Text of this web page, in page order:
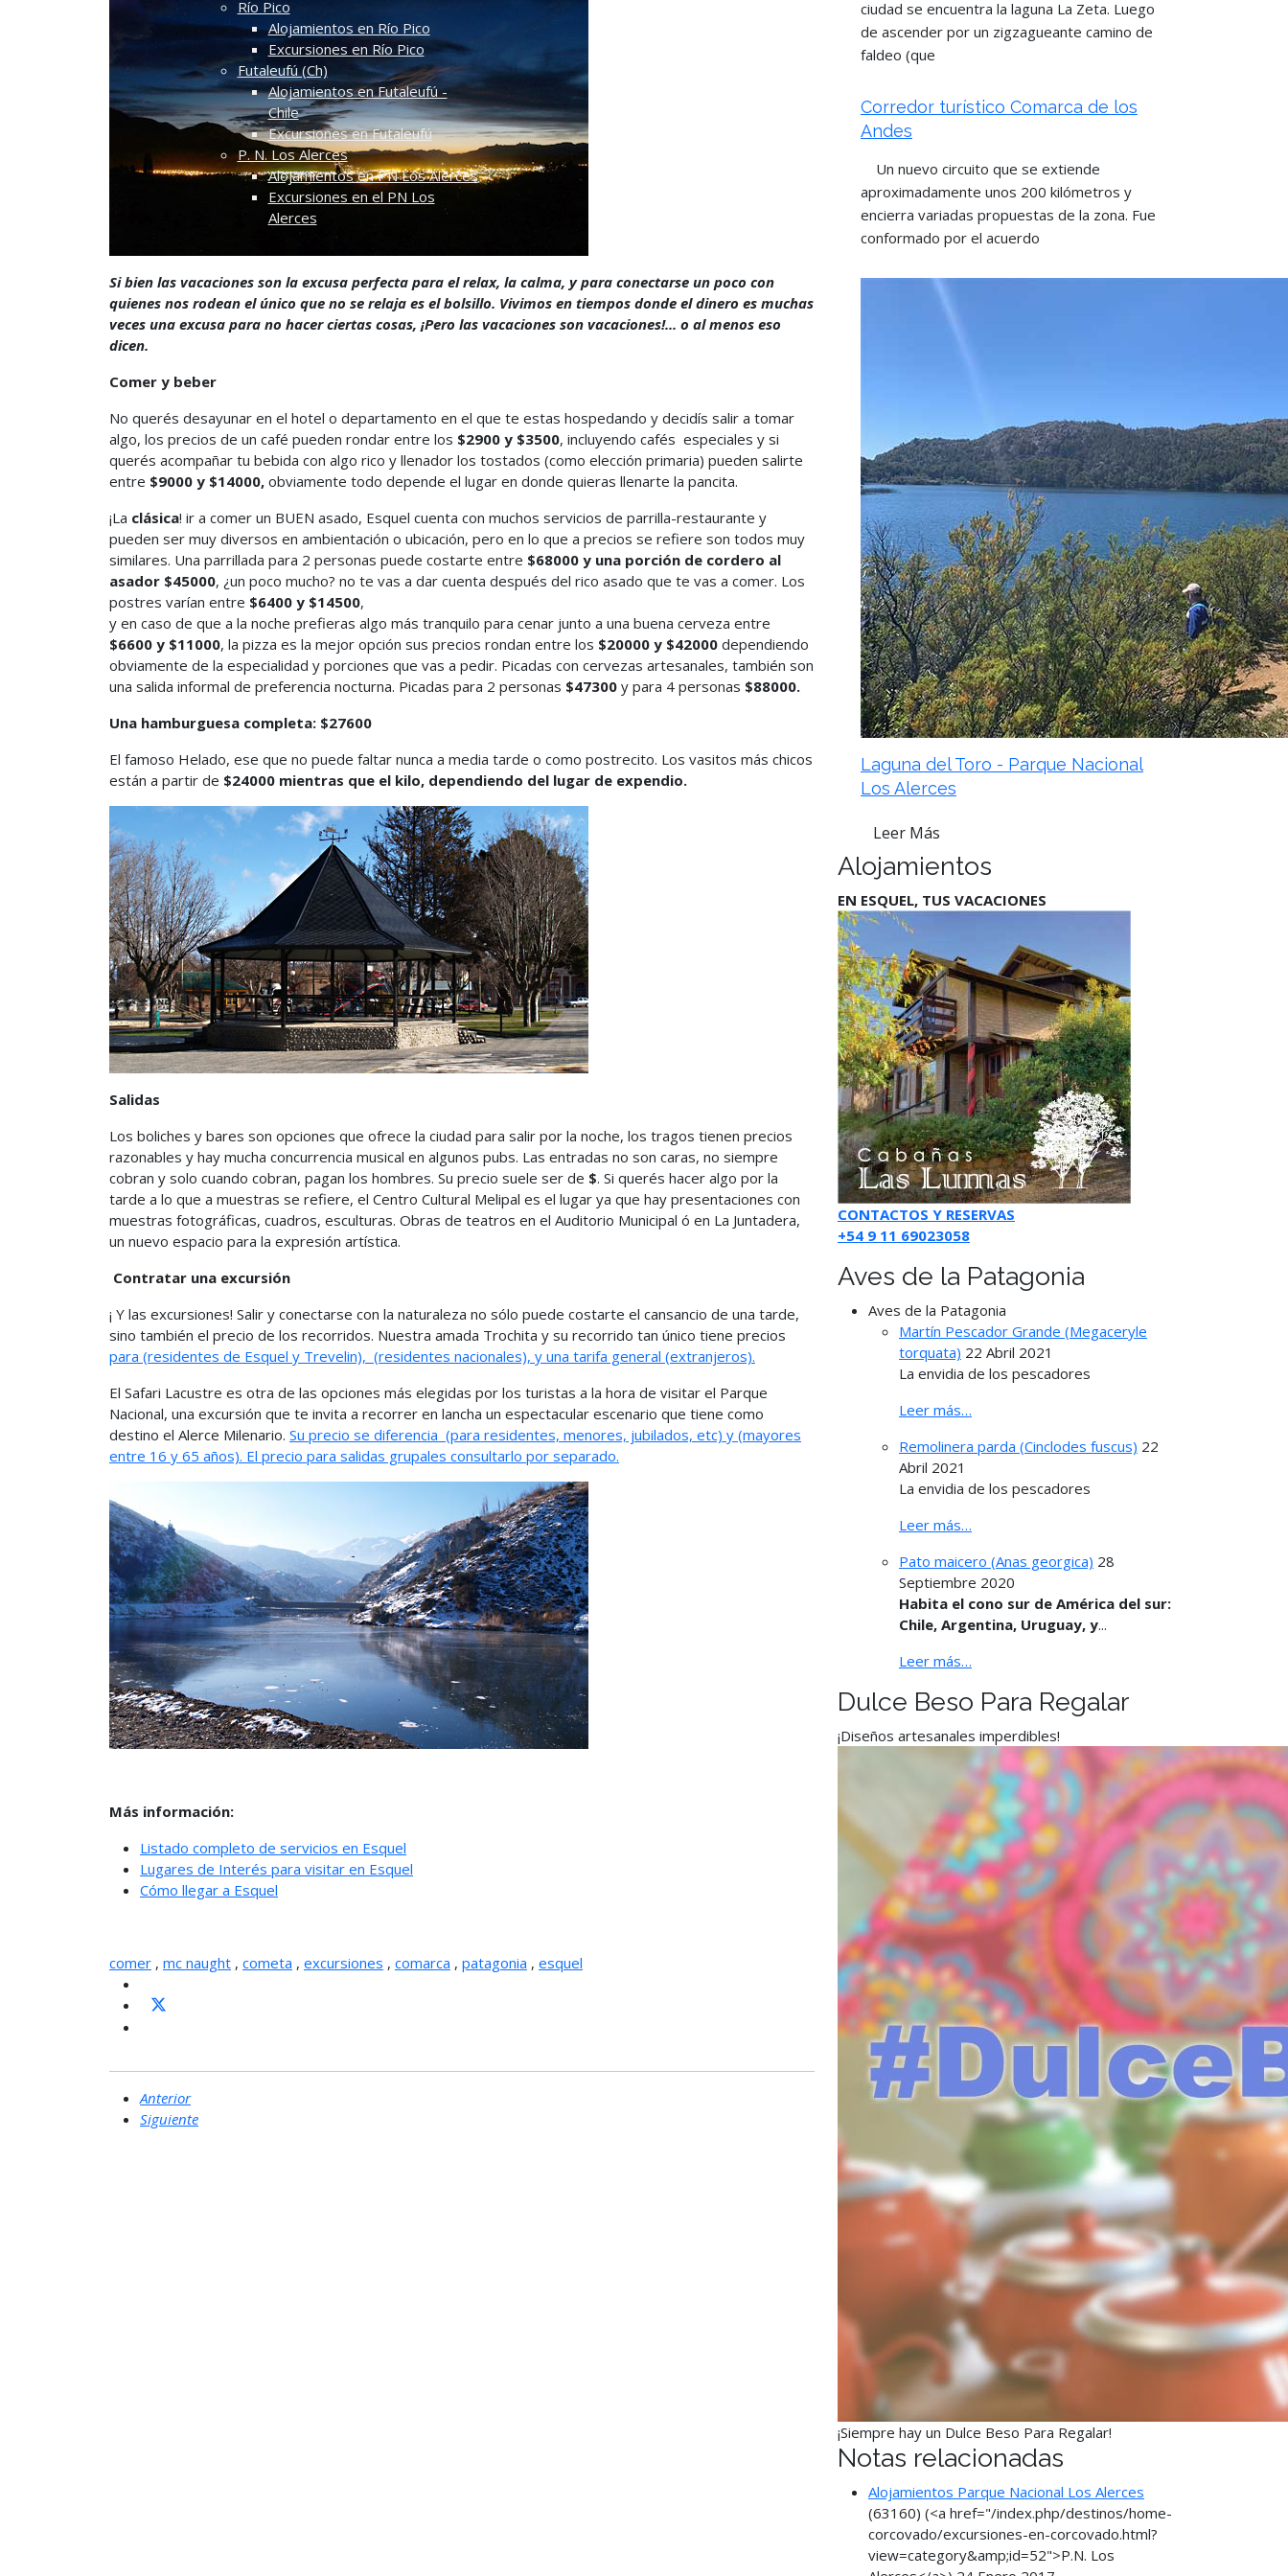
Río Pico
Alojamientos en Río Pico
Excursiones en Río Pico
Futaleufú (Ch)
Alojamientos en Futaleufú -
Chile
Excursiones en Futaleufú
P. N. Los Alerces
Alojamientos en PN Los Alerces
Excursiones en el PN Los
Alerces
Si bien las vacaciones son la excusa perfecta para el relax, la calma, y para conectarse un poco con
quienes nos rodean el único que no se relaja es el bolsillo. Vivimos en tiempos donde el dinero es muchas
veces una excusa para no hacer ciertas cosas, ¡Pero las vacaciones son vacaciones!... o al menos eso
dicen.
Comer y beber
No querés desayunar en el hotel o departamento en el que te estas hospedando y decidís salir a tomar
algo, los precios de un café pueden rondar entre los $2900 y $3500, incluyendo cafés especiales y si
querés acompañar tu bebida con algo rico y llenador los tostados (como elección primaria) pueden salirte
entre $9000 y $14000, obviamente todo depende el lugar en donde quieras llenarte la pancita.
¡La clásica! ir a comer un BUEN asado, Esquel cuenta con muchos servicios de parrilla-restaurante y
pueden ser muy diversos en ambientación o ubicación, pero en lo que a precios se refiere son todos muy
similares. Una parrillada para 2 personas puede costarte entre $68000 y una porción de cordero al
asador $45000, ¿un poco mucho? no te vas a dar cuenta después del rico asado que te vas a comer. Los
postres varían entre $6400 y $14500,
y en caso de que a la noche prefieras algo más tranquilo para cenar junto a una buena cerveza entre
$6600 y $11000, la pizza es la mejor opción sus precios rondan entre los $20000 y $42000 dependiendo
obviamente de la especialidad y porciones que vas a pedir. Picadas con cervezas artesanales, también son
una salida informal de preferencia nocturna. Picadas para 2 personas $47300 y para 4 personas $88000.
Una hamburguesa completa: $27600
El famoso Helado, ese que no puede faltar nunca a media tarde o como postrecito. Los vasitos más chicos
están a partir de $24000 mientras que el kilo, dependiendo del lugar de expendio.
Salidas
Los boliches y bares son opciones que ofrece la ciudad para salir por la noche, los tragos tienen precios
razonables y hay mucha concurrencia musical en algunos pubs. Las entradas no son caras, no siempre
cobran y solo cuando cobran, pagan los hombres. Su precio suele ser de $. Si querés hacer algo por la
tarde a lo que a muestras se refiere, el Centro Cultural Melipal es el lugar ya que hay presentaciones con
muestras fotográficas, cuadros, esculturas. Obras de teatros en el Auditorio Municipal ó en La Juntadera,
un nuevo espacio para la expresión artística.
Contratar una excursión
¡ Y las excursiones! Salir y conectarse con la naturaleza no sólo puede costarte el cansancio de una tarde,
sino también el precio de los recorridos. Nuestra amada Trochita y su recorrido tan único tiene precios
para (residentes de Esquel y Trevelin), (residentes nacionales), y una tarifa general (extranjeros).
El Safari Lacustre es otra de las opciones más elegidas por los turistas a la hora de visitar el Parque
Nacional, una excursión que te invita a recorrer en lancha un espectacular escenario que tiene como
destino el Alerce Milenario. Su precio se diferencia (para residentes, menores, jubilados, etc) y (mayores
entre 16 y 65 años). El precio para salidas grupales consultarlo por separado.
Más información:
Listado completo de servicios en Esquel
Lugares de Interés para visitar en Esquel
Cómo llegar a Esquel
comer , mc naught , cometa , excursiones , comarca , patagonia , esquel
Anterior
Siguiente
ciudad se encuentra la laguna La Zeta. Luego
de ascender por un zigzagueante camino de
faldeo (que
Corredor turístico Comarca de los
Andes
Un nuevo circuito que se extiende
aproximadamente unos 200 kilómetros y
encierra variadas propuestas de la zona. Fue
conformado por el acuerdo
Laguna del Toro - Parque Nacional
Los Alerces
Leer Más
Alojamientos
EN ESQUEL, TUS VACACIONES
CONTACTOS Y RESERVAS
+54 9 11 69023058
Aves de la Patagonia
Aves de la Patagonia
Martín Pescador Grande (Megaceryle
torquata) 22 Abril 2021
La envidia de los pescadores
Leer más…
Remolinera parda (Cinclodes fuscus) 22
Abril 2021
La envidia de los pescadores
Leer más…
Pato maicero (Anas georgica) 28
Septiembre 2020
Habita el cono sur de América del sur:
Chile, Argentina, Uruguay, y...
Leer más…
Dulce Beso Para Regalar
¡Diseños artesanales imperdibles!
¡Siempre hay un Dulce Beso Para Regalar!
Notas relacionadas
Alojamientos Parque Nacional Los Alerces
(63160) (<a href="/index.php/destinos/home-
corcovado/excursiones-en-corcovado.html?
view=category&amp;id=52">P.N. Los